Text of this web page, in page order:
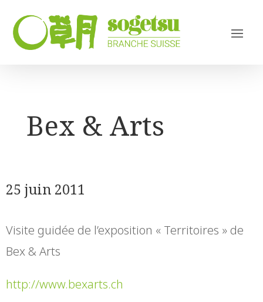
Bex & Arts
25 juin 2011
Visite guidée de l’exposition « Territoires » de
Bex & Arts
http://www.bexarts.ch